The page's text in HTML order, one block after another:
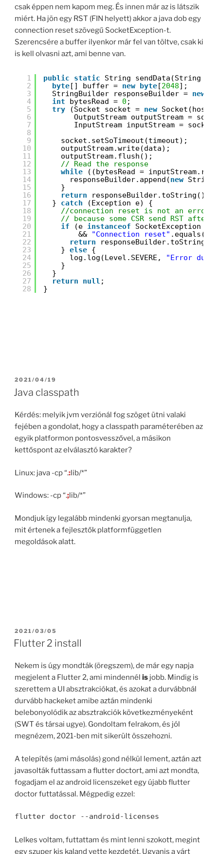
csak éppen nem kapom meg. És innen már az is látszik
miért. Ha jön egy RST (FIN helyett) akkor a java dob egy
connection reset szövegű SocketException-t.
Szerencsére a buffer ilyenkor már fel van töltve, csak ki
is kell olvasni azt, ami benne van.
1
2
3
4
5
6
7
8
9
10
11
12
13
14
15
16
17
18
19
20
21
22
23
24
25
26
27
28
public static
String sendData(String
byte[] buffer = new byte[2048];
StringBuilder responseBuilder = new
int
bytesRead = 0 ;
try
(Socket socket = new
OutputStream outputStream =
InputStream inputStream =
socket.setSoTimeout(timeout);
outputStream.write(data);
outputStream.flush();
// Read the response
while
((bytesRead =
responseBuilder.append(new
}
return
responseBuilder.toString();
} catch
(Exception e) {
//connection reset is not an error,
// because some CSR send RST after
if
(e instanceof
SocketException
&&
"Connection reset"
return
responseBuilder.toString();
} else {
log.log(Level.SEVERE,
"Error
}
}
return
null ;
}
POSTED
ON
2021/04/19
Java classpath
Kérdés: melyik jvm verziónál fog szöget ütni valaki
fejében a gondolat, hogy a classpath paraméterében az
egyik platformon pontosvesszővel, a másikon
kettőspont az elválasztó karakter?
Linux: java -cp “.:lib/*”
Windows: -cp “.;lib/*”
Mondjuk így legalább mindenki gyorsan megtanulja,
mit értenek a fejlesztők platformfüggetlen
megoldások alatt.
POSTED
ON
2021/03/05
Flutter 2 install
Nekem is úgy mondták (öregszem), de már egy napja
megjelent a Flutter 2, ami mindennél is jobb. Mindig is
szerettem a UI absztrakciókat, és azokat a durvábbnál
durvább hackeket amibe aztán mindenki
belebonyolódik az absztrakciók következményeként
(SWT és társai ugye). Gondoltam felrakom, és jól
megnézem, 2021-ben mit sikerült összehozni.
A telepítés (ami másolás) gond nélkül lement, aztán azt
javasolták futtassam a flutter doctort, ami azt mondta,
fogadjam el az android licenszeket egy újabb flutter
doctor futtatással. Mégpedig ezzel:
flutter doctor --android-licenses
Lelkes voltam, futtattam és mint lenni szokott, megint
egy szuper kis kaland vette kezdetét. Ugyanis a várt